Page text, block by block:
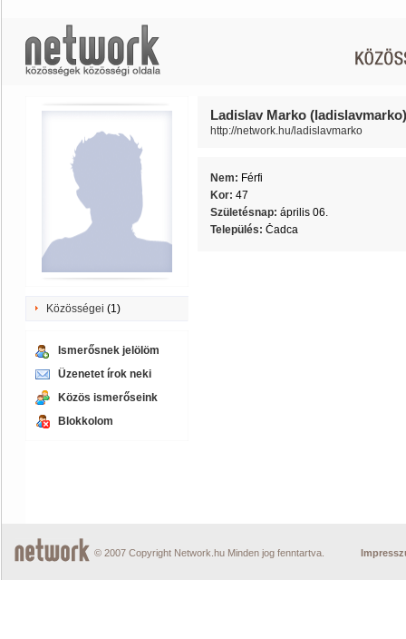
Közösségei (1)
Ismerősnek jelölöm
Üzenetet írok neki
Közös ismerőseink
Blokkolom
Ladislav Marko (ladislavmarko)
http://network.hu/ladislavmarko
Nem: Férfi
Kor: 47
Születésnap: április 06.
Település: Čadca
© 2007 Copyright Network.hu Minden jog fenntartva.